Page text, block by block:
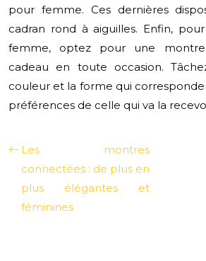
pour femme. Ces dernières
cadran rond à aiguilles. Enfin,
femme, optez pour une
cadeau en toute occasion.
couleur et la forme qui
préférences de celle qui va la
Les montres
connectées : de plus en
plus élégantes et
féminines